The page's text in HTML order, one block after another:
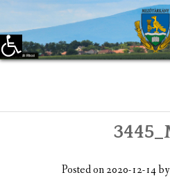
Eszköztár megnyitása
TELEPÜLÉSÜNKRŐL
Posted on2020-12-14by